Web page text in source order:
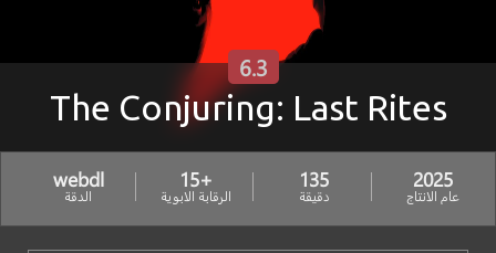
The Conjuring: Last Rites
6.3
2025
عام الانتاج
135
دقيقة
+15
الرقابة الابوية
webdl
الدقة